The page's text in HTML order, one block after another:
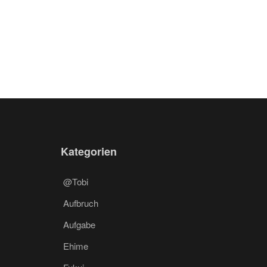
Kategorien
@Tobi
Aufbruch
Aufgabe
Ehime